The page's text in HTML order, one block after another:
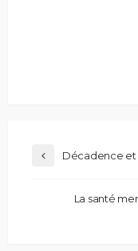
Décadence et
La santé